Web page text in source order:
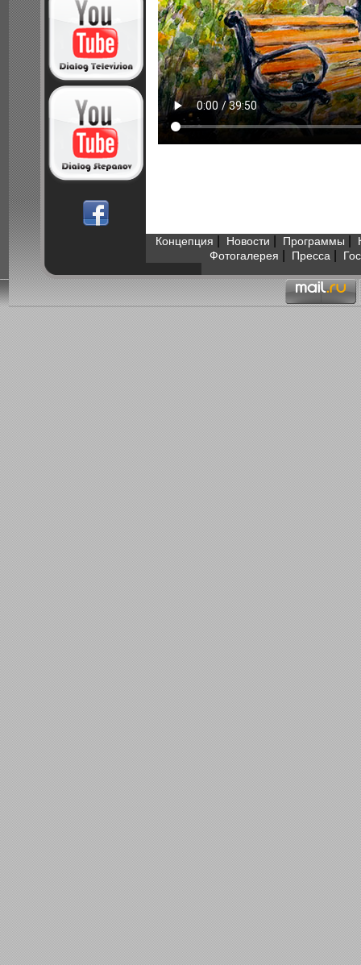
Концепция Новости Программы
Фотогалерея
Пресса